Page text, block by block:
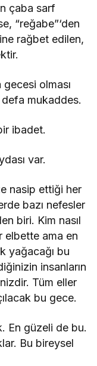
çaba sarf
“reğabe”‘den
rağbet edilen,
olması
mukaddes.
ibadet.
var.
nasip ettiği her
bazı nefesler
biri. Kim nasıl
elbette ama en
yağacağı bu
insanların
Tüm eller
bu gece.
En güzeli de bu.
Bu bireysel